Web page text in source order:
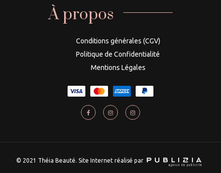
À propos
Conditions générales (CGV)
Politique de Confidentialité
Mentions Légales
© 2021 Théia Beauté. Site Internet réalisé par